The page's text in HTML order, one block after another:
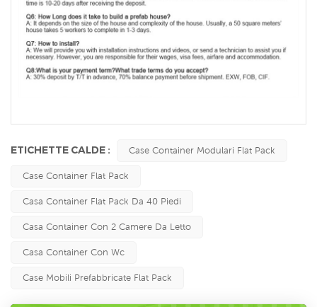
ETICHETTE CALDE : Case Container Modulari Flat Pack
Case Container Flat Pack
Casa Container Flat Pack Da 40 Piedi
Casa Container Con 2 Camere Da Letto
Casa Container Con Wc
Case Mobili Prefabbricate Flat Pack